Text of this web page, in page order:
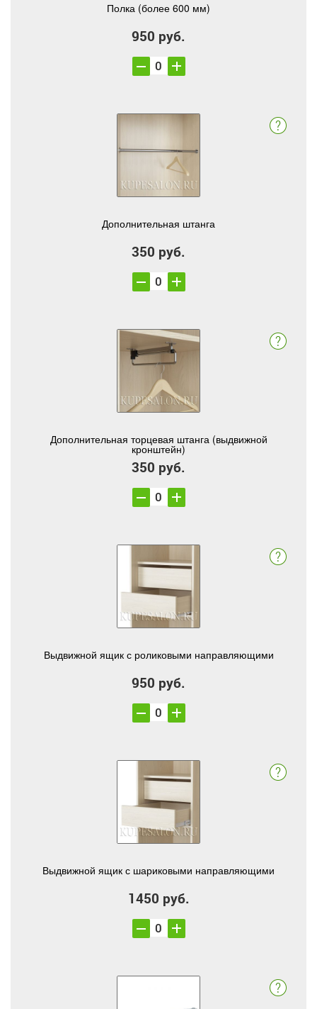
Полка (более 600 мм)
950 руб.
Дополнительная штанга
350 руб.
Дополнительная торцевая штанга (выдвижной
кронштейн)
350 руб.
Выдвижной ящик с роликовыми направляющими
950 руб.
Выдвижной ящик с шариковыми направляющими
1450 руб.